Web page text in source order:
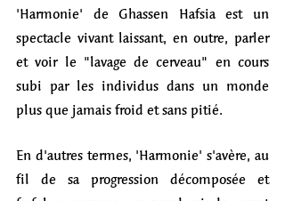
'Harmonie' de Ghassen Hafsia est un
spectacle vivant laissant, en outre, parler
et voir le "lavage de cerveau" en cours
subi par les individus dans un monde
plus que jamais froid et sans pitié.
En d'autres termes, 'Harmonie' s'avère, au
fil de sa progression décomposée et